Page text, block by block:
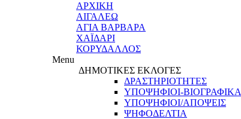
ΑΡΧΙΚΗ
ΑΙΓΑΛΕΩ
ΑΓΙΑ ΒΑΡΒΑΡΑ
ΧΑΪΔΑΡΙ
ΚΟΡΥΔΑΛΛΟΣ
Menu
ΔΗΜΟΤΙΚΕΣ ΕΚΛΟΓΕΣ
ΔΡΑΣΤΗΡΙΟΤΗΤΕΣ
ΥΠΟΨΗΦΙΟΙ-ΒΙΟΓΡΑΦΙΚΑ
ΥΠΟΨΗΦΙΟΙ/ΑΠΟΨΕΙΣ
ΨΗΦΟΔΕΛΤΙΑ